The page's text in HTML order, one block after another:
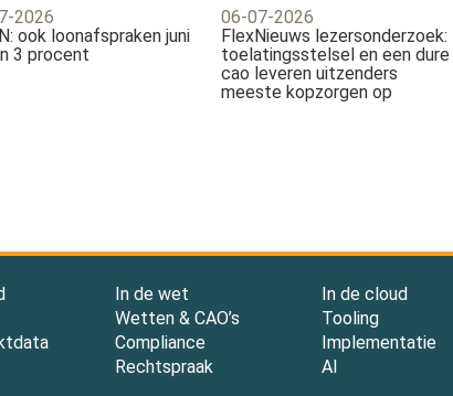
2026
ook loonafspraken juni
3 procent
06-07-2026
FlexNieuws lezersonderzoek:
toelatingsstelsel en een dure
cao leveren uitzenders
meeste kopzorgen op
In de wet
Wetten & CAO’s
Compliance
Rechtspraak
In de cloud
Tooling
Implementatie
AI